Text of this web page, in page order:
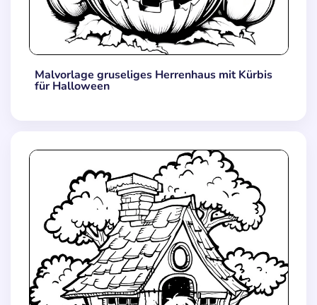
Malvorlage gruseliges Herrenhaus mit Kürbis
für Halloween